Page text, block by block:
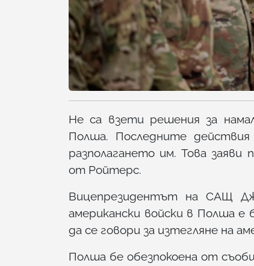
Не са взети решения за
Полша. Последните
разполагането им. Това
от Ройтерс.
Вицепрезидентът на САЩ
американски войски в Полша
да се говори за изтегляне на
Полша бе обезпокоена от